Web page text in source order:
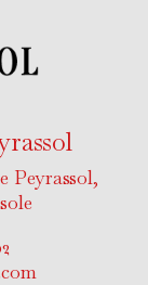
Peyrassol,